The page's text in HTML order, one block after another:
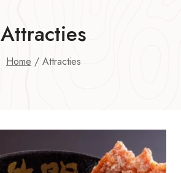
Attracties
Home / Attracties